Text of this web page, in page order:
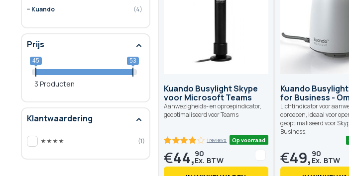
Kuando Busylight Skype
voor Microsoft Teams
Aanwezigheids- en oproepindicator,
geoptimaliseerd voor Teams
€44,90
Kuando
for Business -
Lichtindicator voor
oproepen, ideaal voor
geoptimaliseerd voor
Business,
€49, 90
Kuando
4
Prijs
45 53
3 Producten
Klantwaardering
★★★★ 1